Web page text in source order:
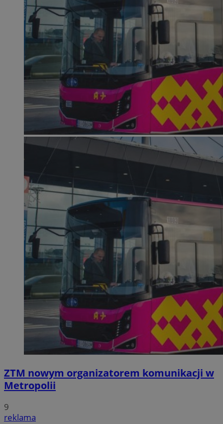
ZTM nowym organizatorem komunikacji w
Metropolii
9
reklama